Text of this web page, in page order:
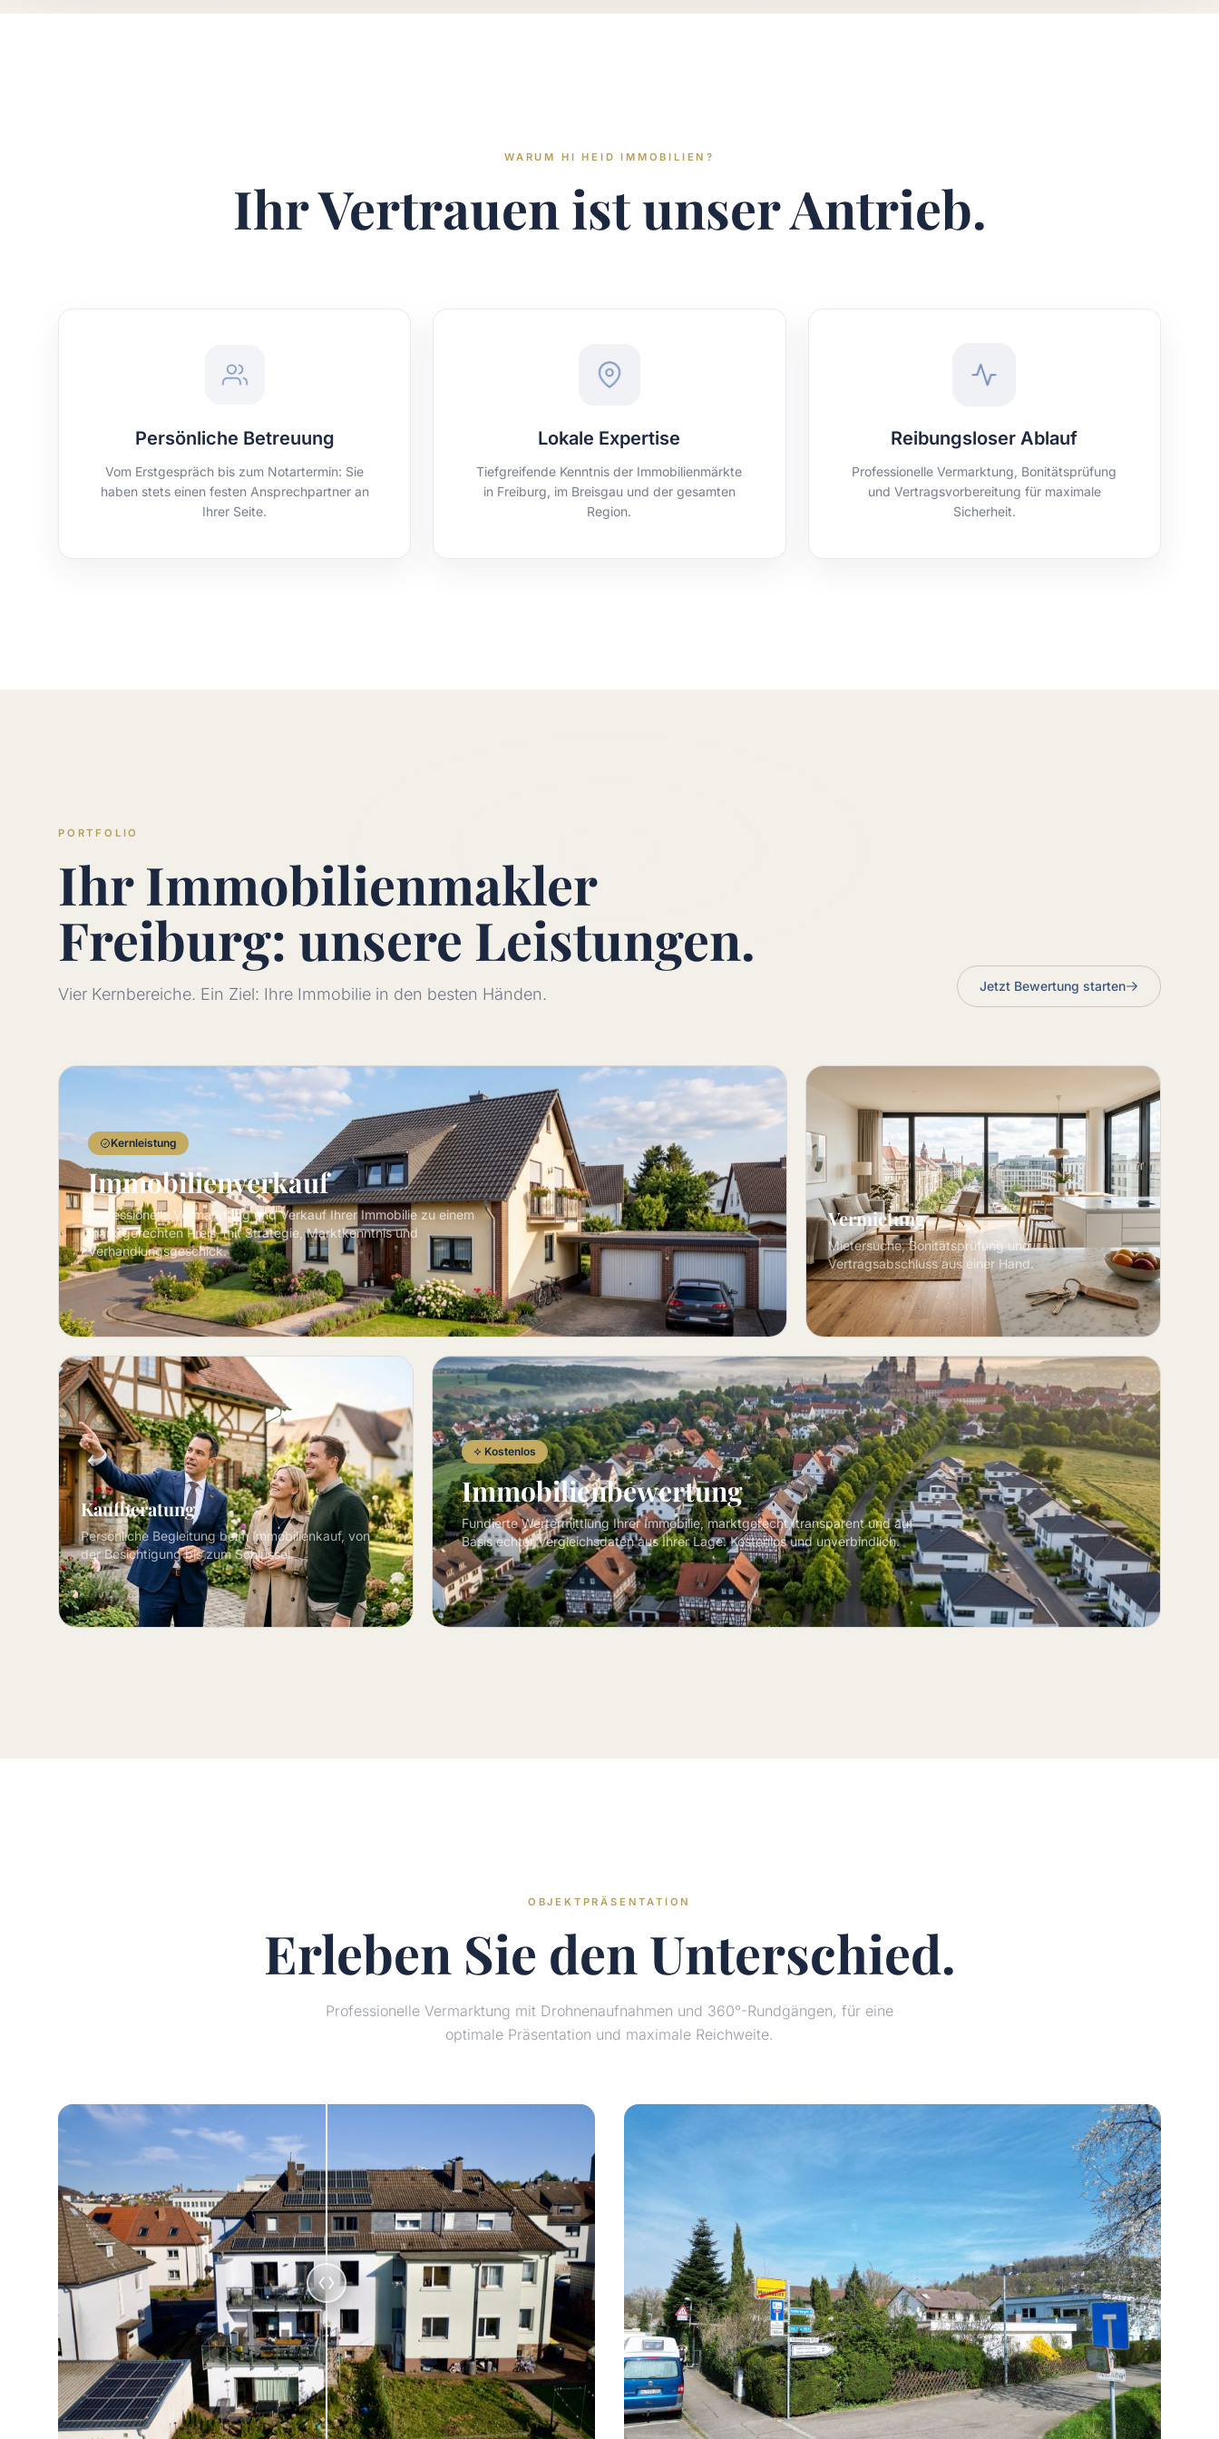
WARUM HI HEID IMMOBILIEN?
Ihr Vertrauen ist unserAntrieb.
Persönliche Betreuung
Vom Erstgespräch bis zum Notartermin: Sie
haben stets einen festen Ansprechpartner an
Ihrer Seite.
Lokale Expertise
Tiefgreifende Kenntnis der Immobilienmärkte
in Freiburg, im Breisgau und der gesamten
Region.
Reibungsloser Ablauf
Professionelle Vermarktung, Bonitätsprüfung
und Vertragsvorbereitung für maximale
Sicherheit.
PORTFOLIO
Ihr Immobilienmakler
Freiburg: unsere Leistungen.
Vier Kernbereiche. Ein Ziel: Ihre Immobilie in den besten Händen. Jetzt Bewertung starten
Kernleistung
Immobilienverkauf
Professionelle Vermarktung und Verkauf Ihrer Immobilie zu einem
marktgerechten Preis, mit Strategie, Marktkenntnis und
Verhandlungsgeschick.
Vermietung
Mietersuche, Bonitätsprüfung und
Vertragsabschluss aus einer Hand.
Kaufberatung
Persönliche Begleitung beim Immobilienkauf, von
der Besichtigung bis zum Schlüssel.
Kostenlos
Immobilienbewertung
Fundierte Wertermittlung Ihrer Immobilie, marktgerecht, transparent und auf
Basis echter Vergleichsdaten aus Ihrer Lage. Kostenlos und unverbindlich.
OBJEKTPRÄSENTATION
Erleben Sie den Unterschied.
Professionelle Vermarktung mit Drohnenaufnahmen und 360°-Rundgängen, für eine
optimale Präsentation und maximale Reichweite.